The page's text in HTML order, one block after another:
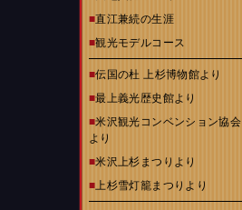
■直江兼続の生涯
■観光モデルコース
■伝国の杜 上杉博物館より
■最上義光歴史館より
■米沢観光コンベンション協会
より
■米沢上杉まつりより
■上杉雪灯籠まつりより